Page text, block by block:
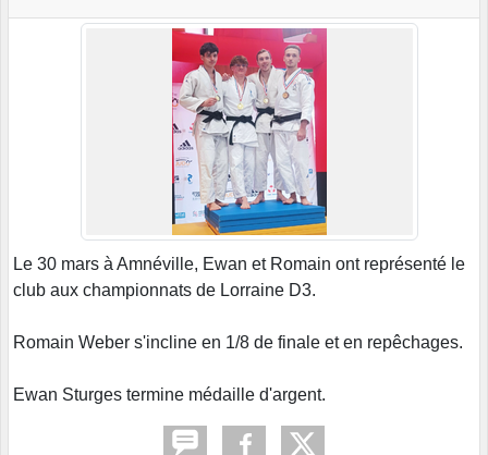
Le 30 mars à Amnéville, Ewan et Romain ont représenté le
club aux championnats de Lorraine D3.
Romain Weber s'incline en 1/8 de finale et en repêchages.
Ewan Sturges termine médaille d'argent.